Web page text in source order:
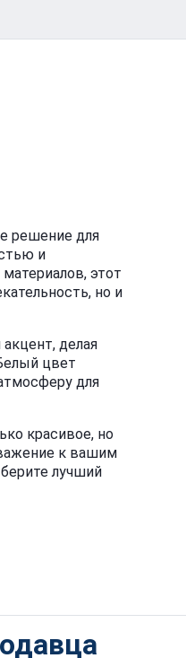
решение для
и
этот
но и
делая
цвет
для
красивое, но
к вашим
лучший